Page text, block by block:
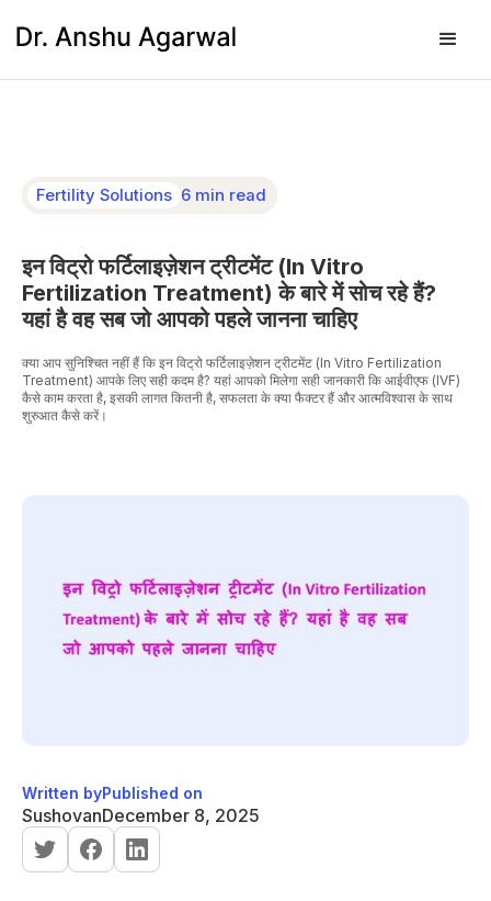
Fertility Solutions 6 min read
इन विट्रो फर्टिलाइज़ेशन ट्रीटमेंट (In Vitro
Fertilization Treatment) के बारे में सोच रहे हैं?
यहां है वह सब जो आपको पहले जानना चाहिए
क्या आप सुनिश्चित नहीं हैं कि इन विट्रो फर्टिलाइज़ेशन ट्रीटमेंट (In Vitro Fertilization
Treatment) आपके लिए सही कदम है? यहां आपको मिलेगा सही जानकारी कि आईवीएफ (IVF)
कैसे काम करता है, इसकी लागत कितनी है, सफलता के क्या फैक्टर हैं और आत्मविश्वास के साथ
शुरुआत कैसे करें।
Written by
Sushovan
Published on
December 8, 2025